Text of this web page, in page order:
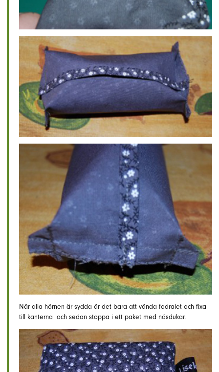
När alla hörnen är sydda är det bara att vända fodralet och fixa
till kanterna och sedan stoppa i ett paket med näsdukar.